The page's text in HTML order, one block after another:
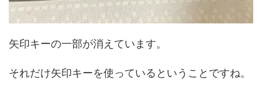
矢印キーの一部が消えています。
それだけ矢印キーを使っているということですね。